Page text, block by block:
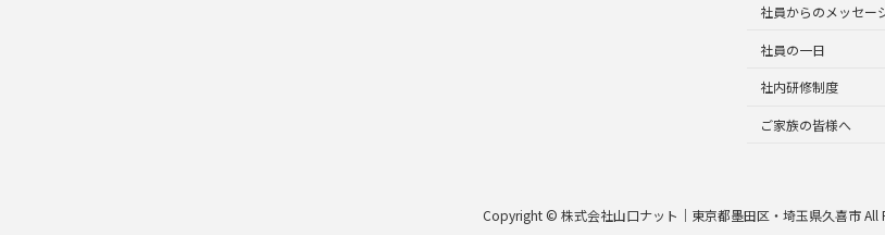
社員からのメッセー
社員の一日
社内研修制度
ご家族の皆様へ
Copyright © 株式会社山口ナット｜東京都墨田区・埼玉県久喜市 All